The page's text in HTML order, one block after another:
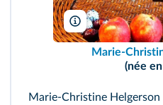
J. Helgerson
Marie-
(née
Marie-Christine